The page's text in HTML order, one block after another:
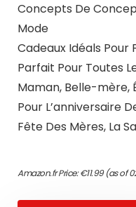
Concepts De
Mode
Cadeaux Idéals Pour
Parfait Pour Toutes
Maman, Belle-mère,
Pour L’anniversaire
Fête Des Mères, La
Amazon.fr Price:€11.99(as of